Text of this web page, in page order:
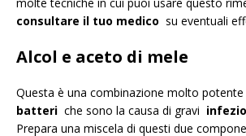
molte tecniche in cui puoi usare questo
consultare il tuo medico su eventuali
Alcol e aceto di mele
Questa è una combinazione molto potente
batteri che sono la causa di gravi
Prepara una miscela di questi due